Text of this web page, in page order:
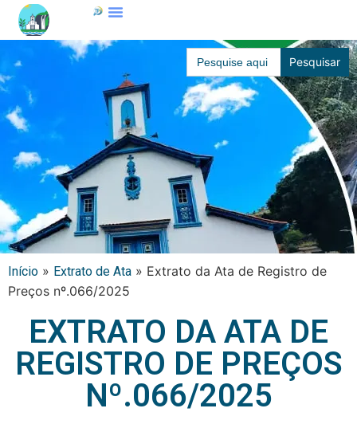
Search
for:
Início » Extrato de Ata » Extrato da Ata de Registro de
Preços nº.066/2025
EXTRATO DA ATA DE
REGISTRO DE PREÇOS
Nº.066/2025